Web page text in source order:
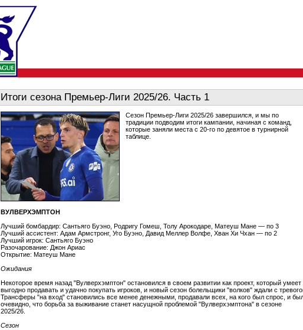
Итоги сезона Премьер-Лиги 2025/26. Часть 1
Сезон Премьер-Лиги 2025/26 завершился, и мы по
традиции подводим итоги кампании, начиная с команд,
которые заняли места с 20-го по девятое в турнирной
таблице.
ВУЛВЕРХЭМПТОН
Лучший бомбардир: Сантьяго Буэно, Родригу Гомеш, Толу Арокодаре, Матеуш Мане — по 3
Лучший ассистент: Адам Армстронг, Уго Буэно, Давид Меллер Волфе, Хван Хи Чхан — по 2
Лучший игрок: Сантьяго Буэно
Разочарование: Джон Ариас
Открытие: Матеуш Мане
Ожидания
Некоторое время назад "Вулверхэмптон" остановился в своем развитии как проект, который умеет
выгодно продавать и удачно покупать игроков, и новый сезон болельщики "волков" ждали с
Трансферы "на вход" становились все менее денежными, продавали всех, на кого был спрос, и
очевидно, что борьба за выживание станет насущной проблемой "Вулверхэмптона" в сезоне
2025/26.
Сезон